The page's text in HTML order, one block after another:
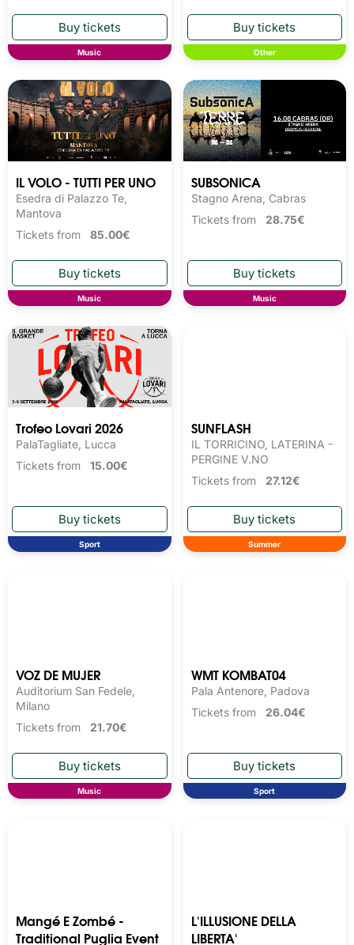
Music Other
IL VOLO - TUTTI PER UNO
Esedra di Palazzo Te,
Mantova
Tickets from 85.00€
Music
SUBSONICA
Stagno Arena, Cabras
Tickets from 28.75€
Music
Trofeo Lovari 2026
PalaTagliate, Lucca
Tickets from 15.00€
Sport
SUNFLASH
IL TORRICINO, LATERINA -
PERGINE V.NO
Tickets from 27.12€
Summer
VOZ DE MUJER
Auditorium San Fedele,
Milano
Tickets from 21.70€
Music
WMT KOMBAT04
Pala Antenore, Padova
Tickets from 26.04€
Sport
Mangé E Zombé -
Traditional Puglia Event
L'ILLUSIONE DELLA
LIBERTA'